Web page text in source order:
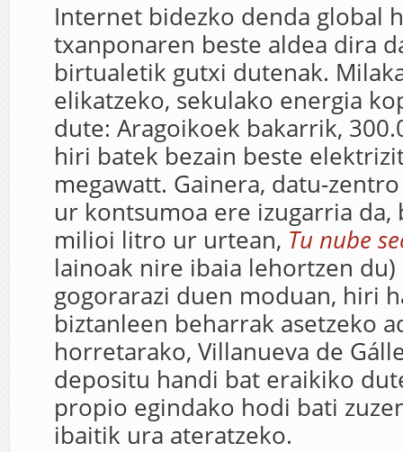
Internet bidezko denda global
txanponaren beste aldea dira
birtualetik gutxi dutenak.
elikatzeko, sekulako energia
dute: Aragoikoek bakarrik,
hiri batek bezain beste
megawatt. Gainera, datu-
ur kontsumoa ere izugarria da,
milioi litro ur urtean, Tu nube
lainoak nire ibaia lehortzen
gogorarazi duen moduan, hiri
biztanleen beharrak asetzeko
horretarako, Villanueva de
depositu handi bat eraikiko
propio egindako hodi bati
ibaitik ura ateratzeko.